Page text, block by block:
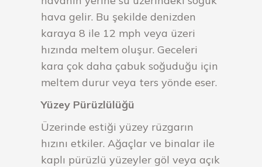
hava gelir. Bu şekilde denizden
karaya 8 ile 12 mph veya üzeri
hızında meltem oluşur. Geceleri
kara çok daha çabuk soğuduğu için
meltem durur veya ters yönde eser.
Yüzey Pürüzlülüğü
Üzerinde estiği yüzey rüzgarın
hızını etkiler. Ağaçlar ve binalar ile
kaplı pürüzlü yüzeyler göl veya açık